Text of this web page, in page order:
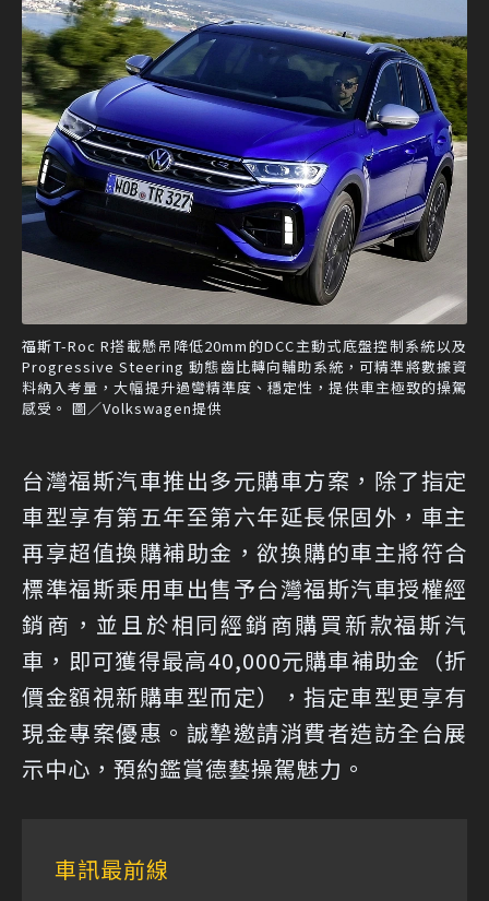
福斯T-Roc R搭載懸吊降低20mm的DCC主動式底盤控制系統以及
Progressive Steering 動態齒比轉向輔助系統，可精準將數據資
料納入考量，大幅提升過彎精準度、穩定性，提供車主極致的操駕
感受。 圖／Volkswagen提供
台灣福斯汽車推出多元購車方案，除了指定
車型享有第五年至第六年延長保固外，車主
再享超值換購補助金，欲換購的車主將符合
標準福斯乘用車出售予台灣福斯汽車授權經
銷商，並且於相同經銷商購買新款福斯汽
車，即可獲得最高40,000元購車補助金（折
價金額視新購車型而定），指定車型更享有
現金專案優惠。誠摯邀請消費者造訪全台展
示中心，預約鑑賞德藝操駕魅力。
車訊最前線